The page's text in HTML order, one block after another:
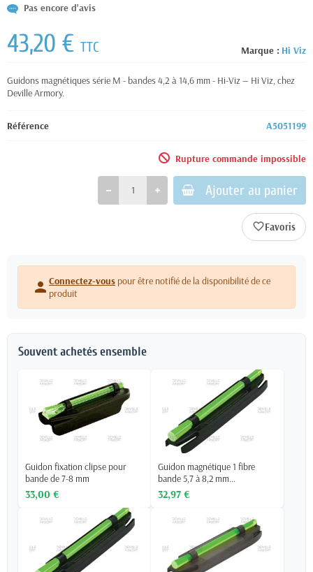
Pas encore d'avis
Marque : Hi Viz
43,20 € TTC
Guidons magnétiques série M - bandes 4,2 à 14,6 mm - Hi-Viz — Hi Viz, chez
Deville Armory.
Référence A5051199
Rupture commande impossible
Ajouter au panier
favorite_border
person Connectez-vous pour être notifié de la disponibilité de ce
produit
Souvent achetés ensemble
Guidon fixation clipse pour
bande de 7-8 mm
33,00 €
Guidon magnétique 1 fibre
bande 5,7 à 8,2 mm...
32,97 €